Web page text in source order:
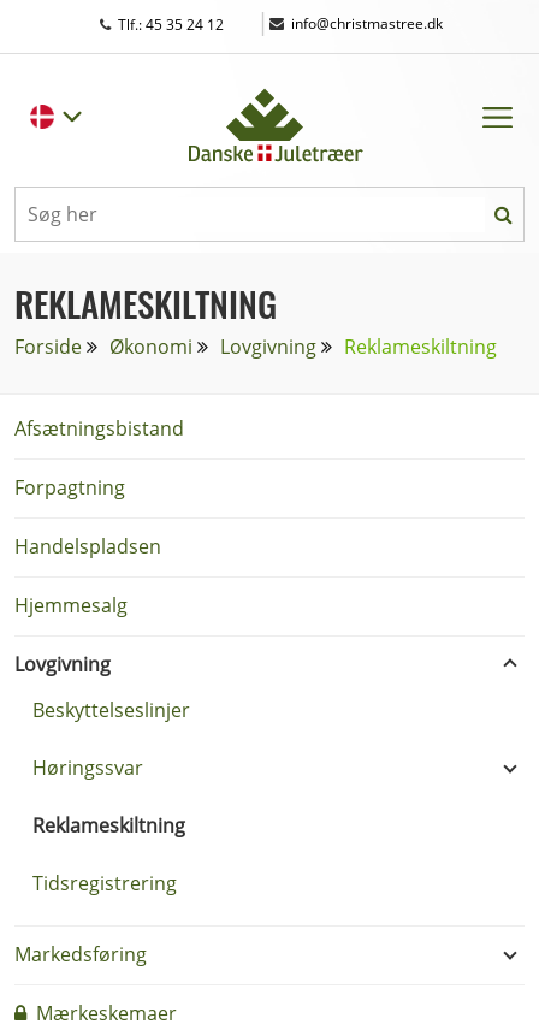
Tlf.: 45 35 24 12 | info@christmastree.dk
REKLAMESKILTNING
Forside Økonomi Lovgivning Reklameskiltning
Afsætningsbistand
Forpagtning
Handelspladsen
Hjemmesalg
Lovgivning
Beskyttelseslinjer
Høringssvar
Reklameskiltning
Tidsregistrering
Markedsføring
Mærkeskemaer